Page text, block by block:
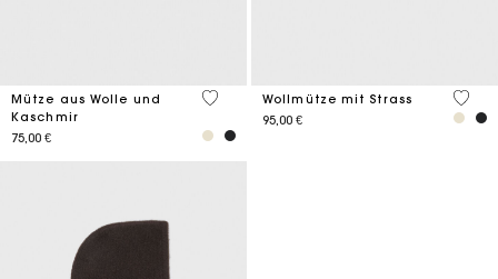
Mütze aus Wolle und
Kaschmir
75,00 €
4,1 out of 5 Customer Rating
Wollmütze mit Strass
95,00 €
4,2